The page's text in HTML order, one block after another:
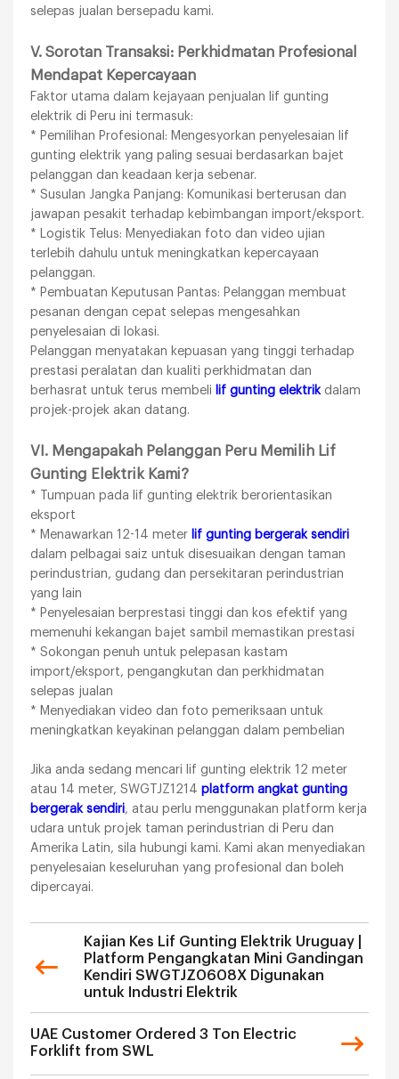
selepas jualan bersepadu kami.
V. Sorotan Transaksi: Perkhidmatan Profesional
Mendapat Kepercayaan
Faktor utama dalam kejayaan penjualan lif gunting
elektrik di Peru ini termasuk:
* Pemilihan Profesional: Mengesyorkan penyelesaian lif
gunting elektrik yang paling sesuai berdasarkan bajet
pelanggan dan keadaan kerja sebenar.
* Susulan Jangka Panjang: Komunikasi berterusan dan
jawapan pesakit terhadap kebimbangan import/eksport.
* Logistik Telus: Menyediakan foto dan video ujian
terlebih dahulu untuk meningkatkan kepercayaan
pelanggan.
* Pembuatan Keputusan Pantas: Pelanggan membuat
pesanan dengan cepat selepas mengesahkan
penyelesaian di lokasi.
Pelanggan menyatakan kepuasan yang tinggi terhadap
prestasi peralatan dan kualiti perkhidmatan dan
berhasrat untuk terus membeli lif gunting elektrikdalam
projek-projek akan datang.
VI. Mengapakah Pelanggan Peru Memilih Lif
Gunting Elektrik Kami?
* Tumpuan pada lif gunting elektrik berorientasikan
eksport
* Menawarkan 12-14 meter lif gunting bergerak sendiri
dalam pelbagai saiz untuk disesuaikan dengan taman
perindustrian, gudang dan persekitaran perindustrian
yang lain
* Penyelesaian berprestasi tinggi dan kos efektif yang
memenuhi kekangan bajet sambil memastikan prestasi
* Sokongan penuh untuk pelepasan kastam
import/eksport, pengangkutan dan perkhidmatan
selepas jualan
* Menyediakan video dan foto pemeriksaan untuk
meningkatkan keyakinan pelanggan dalam pembelian
Jika anda sedang mencari lif gunting elektrik 12 meter
atau 14 meter, SWGTJZ1214 platform angkat gunting
bergerak sendiri, atau perlu menggunakan platform kerja
udara untuk projek taman perindustrian di Peru dan
Amerika Latin, sila hubungi kami. Kami akan menyediakan
penyelesaian keseluruhan yang profesional dan boleh
dipercayai.
Kajian Kes Lif Gunting Elektrik Uruguay |
Platform Pengangkatan Mini Gandingan
Kendiri SWGTJZ0608X Digunakan
untuk Industri Elektrik
UAE Customer Ordered 3 Ton Electric
Forklift from SWL